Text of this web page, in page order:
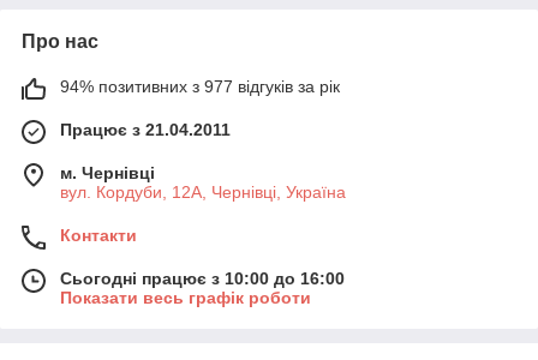
Про нас
94% позитивних з 977 відгуків за рік
Працює з 21.04.2011
м. Чернівці
вул. Кордуби, 12А, Чернівці, Україна
Контакти
Сьогодні працює з 10:00 до 16:00
Показати весь графік роботи